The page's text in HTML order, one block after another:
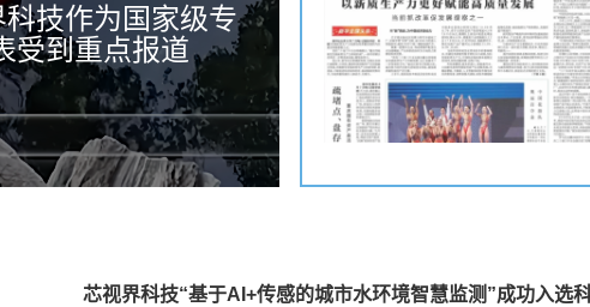
技作为国家级专
受到重点报道
芯视界科技“基于AI+传感的城市水环境智慧监测”成功入选